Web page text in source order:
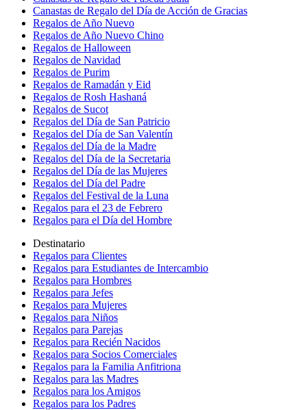
Canastas de Regalo del Día de Acción de Gracias
Regalos de Año Nuevo
Regalos de Año Nuevo Chino
Regalos de Halloween
Regalos de Navidad
Regalos de Purim
Regalos de Ramadán y Eid
Regalos de Rosh Hashaná
Regalos de Sucot
Regalos del Día de San Patricio
Regalos del Día de San Valentín
Regalos del Día de la Madre
Regalos del Día de la Secretaria
Regalos del Día de las Mujeres
Regalos del Día del Padre
Regalos del Festival de la Luna
Regalos para el 23 de Febrero
Regalos para el Día del Hombre
Destinatario
Regalos para Clientes
Regalos para Estudiantes de Intercambio
Regalos para Hombres
Regalos para Jefes
Regalos para Mujeres
Regalos para Niños
Regalos para Parejas
Regalos para Recién Nacidos
Regalos para Socios Comerciales
Regalos para la Familia Anfitriona
Regalos para las Madres
Regalos para los Amigos
Regalos para los Padres